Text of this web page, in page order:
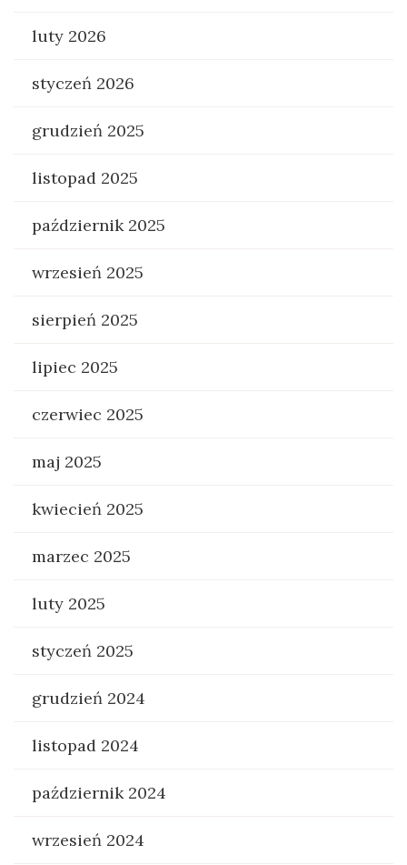
luty 2026
styczeń 2026
grudzień 2025
listopad 2025
październik 2025
wrzesień 2025
sierpień 2025
lipiec 2025
czerwiec 2025
maj 2025
kwiecień 2025
marzec 2025
luty 2025
styczeń 2025
grudzień 2024
listopad 2024
październik 2024
wrzesień 2024